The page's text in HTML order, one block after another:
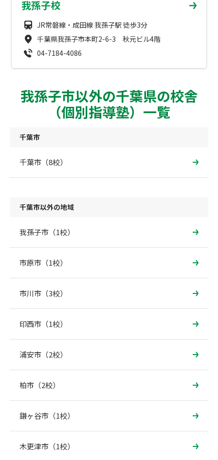
森塾の授業料について
子と親のお悩み別！なぜ？どうして？森塾！
数字でなるほど！森塾
動画でわかる！森塾
塾の選び方
入塾までの流れ
無料体験授業について
お電話はこちら
0120-602-607
授業料等お問合わせはこちら
校舎一覧
我孫子校
JR常磐線・成田線 我孫子駅 徒歩3分
千葉県我孫子市本町2-6-3 秋元ビル4階
04-7184-4086
我孫子市以外の千葉県の校舎
（個別指導塾）一覧
千葉市
千葉市（8校）
千葉市以外の地域
我孫子市（1校）
市原市（1校）
市川市（3校）
印西市（1校）
浦安市（2校）
柏市（2校）
鎌ヶ谷市（1校）
木更津市（1校）